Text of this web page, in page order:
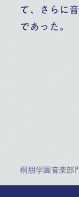
て、さらに
であった。
桐朋学園音楽部